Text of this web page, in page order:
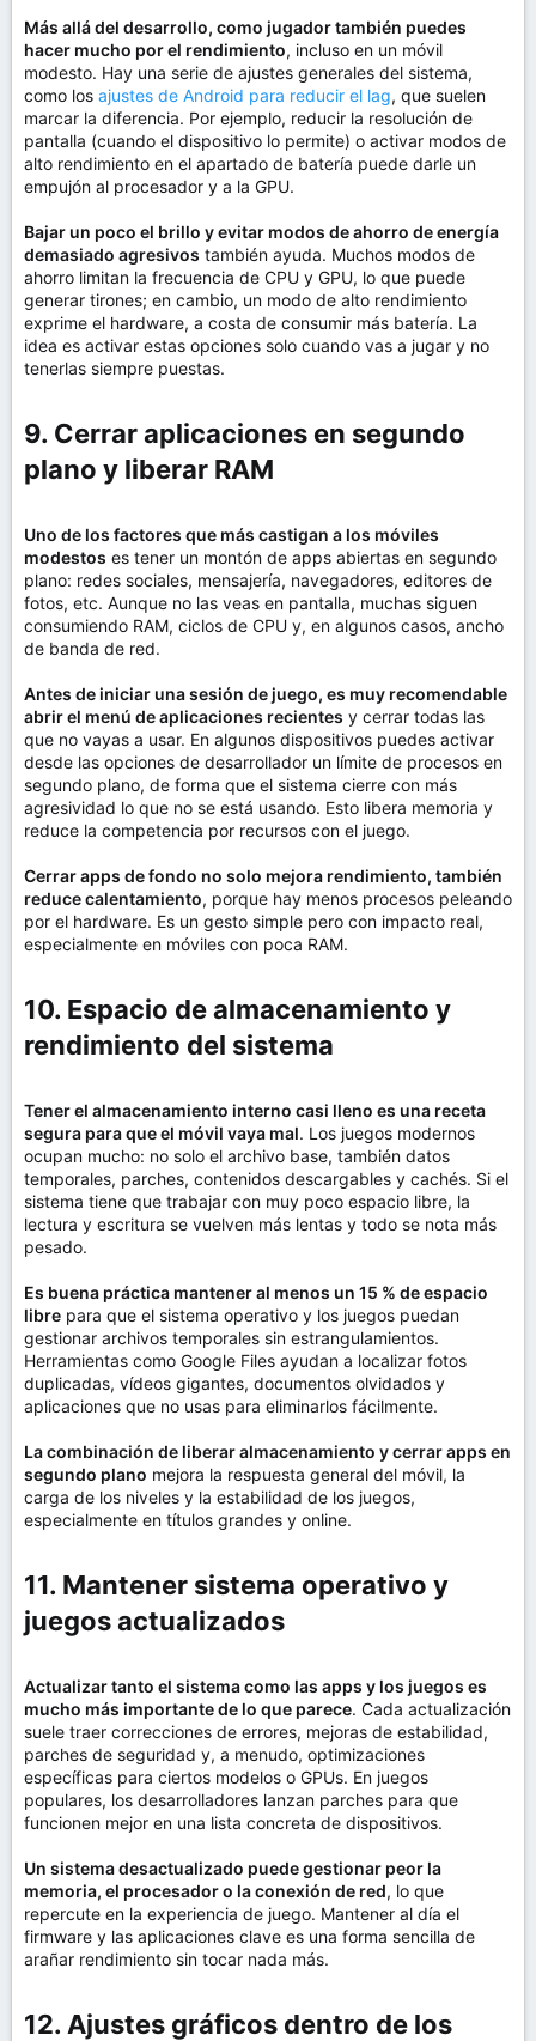
Más allá del desarrollo, como jugador también puedes
hacer mucho por el rendimiento, incluso en un móvil
modesto. Hay una serie de ajustes generales del sistema,
como los ajustes de Android para reducir el lag, que suelen
marcar la diferencia. Por ejemplo, reducir la resolución de
pantalla (cuando el dispositivo lo permite) o activar modos de
alto rendimiento en el apartado de batería puede darle un
empujón al procesador y a la GPU.
Bajar un poco el brillo y evitar modos de ahorro de energía
demasiado agresivos también ayuda. Muchos modos de
ahorro limitan la frecuencia de CPU y GPU, lo que puede
generar tirones; en cambio, un modo de alto rendimiento
exprime el hardware, a costa de consumir más batería. La
idea es activar estas opciones solo cuando vas a jugar y no
tenerlas siempre puestas.
9. Cerrar aplicaciones en segundo
plano y liberar RAM​
Uno de los factores que más castigan a los móviles
modestos es tener un montón de apps abiertas en segundo
plano: redes sociales, mensajería, navegadores, editores de
fotos, etc. Aunque no las veas en pantalla, muchas siguen
consumiendo RAM, ciclos de CPU y, en algunos casos, ancho
de banda de red.
Antes de iniciar una sesión de juego, es muy recomendable
abrir el menú de aplicaciones recientes y cerrar todas las
que no vayas a usar. En algunos dispositivos puedes activar
desde las opciones de desarrollador un límite de procesos en
segundo plano, de forma que el sistema cierre con más
agresividad lo que no se está usando. Esto libera memoria y
reduce la competencia por recursos con el juego.
Cerrar apps de fondo no solo mejora rendimiento, también
reduce calentamiento, porque hay menos procesos peleando
por el hardware. Es un gesto simple pero con impacto real,
especialmente en móviles con poca RAM.
10. Espacio de almacenamiento y
rendimiento del sistema​
Tener el almacenamiento interno casi lleno es una receta
segura para que el móvil vaya mal. Los juegos modernos
ocupan mucho: no solo el archivo base, también datos
temporales, parches, contenidos descargables y cachés. Si el
sistema tiene que trabajar con muy poco espacio libre, la
lectura y escritura se vuelven más lentas y todo se nota más
pesado.
Es buena práctica mantener al menos un 15 % de espacio
libre para que el sistema operativo y los juegos puedan
gestionar archivos temporales sin estrangulamientos.
Herramientas como Google Files ayudan a localizar fotos
duplicadas, vídeos gigantes, documentos olvidados y
aplicaciones que no usas para eliminarlos fácilmente.
La combinación de liberar almacenamiento y cerrar apps en
segundo plano mejora la respuesta general del móvil, la
carga de los niveles y la estabilidad de los juegos,
especialmente en títulos grandes y online.
11. Mantener sistema operativo y
juegos actualizados​
Actualizar tanto el sistema como las apps y los juegos es
mucho más importante de lo que parece. Cada actualización
suele traer correcciones de errores, mejoras de estabilidad,
parches de seguridad y, a menudo, optimizaciones
específicas para ciertos modelos o GPUs. En juegos
populares, los desarrolladores lanzan parches para que
funcionen mejor en una lista concreta de dispositivos.
Un sistema desactualizado puede gestionar peor la
memoria, el procesador o la conexión de red, lo que
repercute en la experiencia de juego. Mantener al día el
firmware y las aplicaciones clave es una forma sencilla de
arañar rendimiento sin tocar nada más.
12. Ajustes gráficos dentro de los